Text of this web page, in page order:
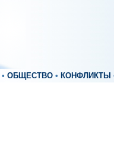
• ОБЩЕСТВО • КОНФЛИКТЫ